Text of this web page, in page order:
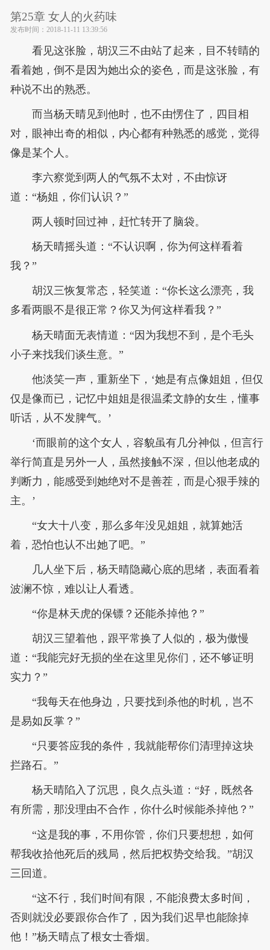
第25章 女人的火药味
发布时间： 2018-11-11 13:39:56
看见这张脸，胡汉三不由站了起来，目不转睛的
看着她，倒不是因为她出众的姿色，而是这张脸，有
种说不出的熟悉。
而当杨天晴见到他时，也不由愣住了，四目相
对，眼神出奇的相似，内心都有种熟悉的感觉，觉得
像是某个人。
李六察觉到两人的气氛不太对，不由惊讶
道：“杨姐，你们认识？”
两人顿时回过神，赶忙转开了脑袋。
杨天晴摇头道：“不认识啊，你为何这样看着
我？”
胡汉三恢复常态，轻笑道：“你长这么漂亮，我
多看两眼不是很正常？你又为何这样看我？”
杨天晴面无表情道：“因为我想不到，是个毛头
小子来找我们谈生意。”
他淡笑一声，重新坐下，‘她是有点像姐姐，但仅
仅是像而已，记忆中姐姐是很温柔文静的女生，懂事
听话，从不发脾气。’
‘而眼前的这个女人，容貌虽有几分神似，但言行
举行简直是另外一人，虽然接触不深，但以他老成的
判断力，能感受到她绝对不是善茬，而是心狠手辣的
主。’
“女大十八变，那么多年没见姐姐，就算她活
着，恐怕也认不出她了吧。”
几人坐下后，杨天晴隐藏心底的思绪，表面看着
波澜不惊，难以让人看透。
“你是林天虎的保镖？还能杀掉他？”
胡汉三望着他，跟平常换了人似的，极为傲慢
道：“我能完好无损的坐在这里见你们，还不够证明
实力？”
“我每天在他身边，只要找到杀他的时机，岂不
是易如反掌？”
“只要答应我的条件，我就能帮你们清理掉这块
拦路石。”
杨天晴陷入了沉思，良久点头道：“好，既然各
有所需，那没理由不合作，你什么时候能杀掉他？”
“这是我的事，不用你管，你们只要想想，如何
帮我收拾他死后的残局，然后把权势交给我。”胡汉
三回道。
“这不行，我们时间有限，不能浪费太多时间，
否则就没必要跟你合作了，因为我们迟早也能除掉
他！”杨天晴点了根女士香烟。